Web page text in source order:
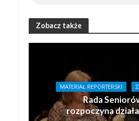
Zobacz także
MATERIAŁ REPORTERSKI
Rada
rozpoczyna